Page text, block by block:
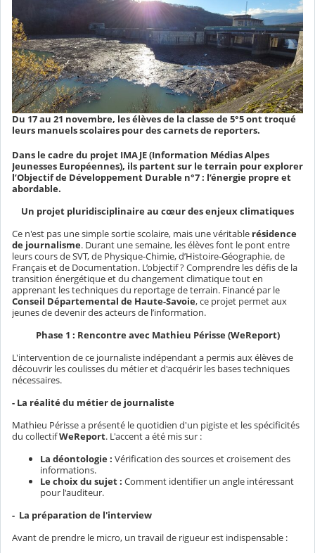
Du 17 au 21 novembre, les élèves de la classe de 5°5 ont troqué
leurs manuels scolaires pour des carnets de reporters.
Dans le cadre du projet IMAJE (Information Médias Alpes
Jeunesses Européennes), ils partent sur le terrain pour explorer
l’Objectif de Développement Durable n°7 : l’énergie propre et
abordable.
Un projet pluridisciplinaire au cœur des enjeux climatiques
Ce n'est pas une simple sortie scolaire, mais une véritable résidence
de journalisme. Durant une semaine, les élèves font le pont entre
leurs cours de SVT, de Physique-Chimie, d’Histoire-Géographie, de
Français et de Documentation. L’objectif ? Comprendre les défis de la
transition énergétique et du changement climatique tout en
apprenant les techniques du reportage de terrain. Financé par le
Conseil Départemental de Haute-Savoie, ce projet permet aux
jeunes de devenir des acteurs de l’information.
Phase 1 : Rencontre avec Mathieu Périsse (WeReport)
L'intervention de ce journaliste indépendant a permis aux élèves de
découvrir les coulisses du métier et d'acquérir les bases techniques
nécessaires.
- La réalité du métier de journaliste
Mathieu Périsse a présenté le quotidien d'un pigiste et les spécificités
du collectifWeReport. L'accent a été mis sur :
La déontologie : Vérification des sources et croisement des
informations.
Le choix du sujet : Comment identifier un angle intéressant
pour l'auditeur.
- La préparation de l'interview
Avant de prendre le micro, un travail de rigueur est indispensable :